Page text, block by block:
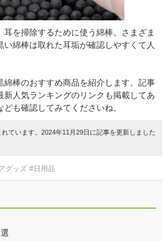
耳を掃除するために使う綿棒。さまざま
い綿棒は取れた耳垢が確認しやすくて人
綿棒のおすすめ商品を紹介します。記事
新人気ランキングのリンクも掲載してあ
も確認してみてくださいね。
ています。2024年11月29日に記事を更新しました
グッズ #日用品